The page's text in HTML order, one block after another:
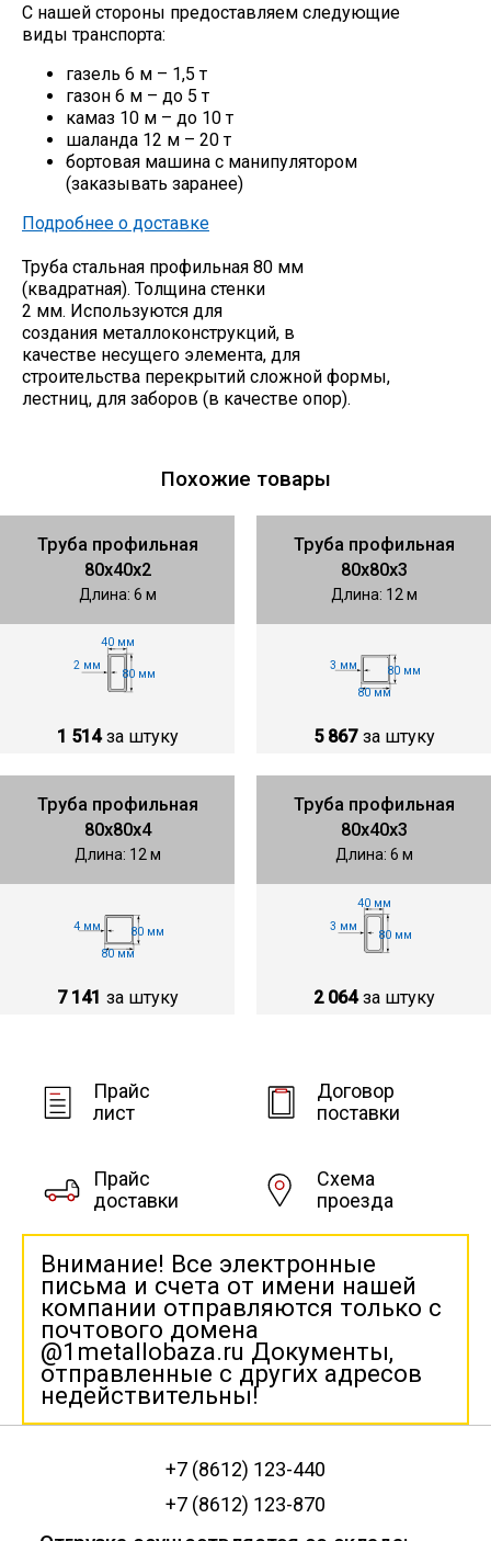
С нашей стороны предоставляем следующие
виды транспорта:
газель 6 м – 1,5 т
газон 6 м – до 5 т
камаз 10 м – до 10 т
шаланда 12 м – 20 т
бортовая машина с манипулятором
(заказывать заранее)
Подробнее о доставке
Труба стальная профильная 80 мм
(квадратная). Толщина стенки
2 мм. Используются для
создания металлоконструкций, в
качестве несущего элемента, для
строительства перекрытий сложной формы,
лестниц, для заборов (в качестве опор).
Похожие товары
Труба профильная
80х40х2
Длина: 6 м
2 мм
80 мм
40 мм
1 514 за штуку
Труба профильная
80х80х3
Длина: 12 м
3 мм
80 мм
80 мм
5 867 за штуку
Труба профильная
80х80х4
Длина: 12 м
4 мм
80 мм
80 мм
7 141 за штуку
Труба профильная
80х40х3
Длина: 6 м
3 мм
80 мм
40 мм
2 064 за штуку
Прайс
лист
Договор
поставки
Прайс
доставки
Схема
проезда
Внимание! Все электронные
письма и счета от имени нашей
компании отправляются только с
почтового домена
@1metallobaza.ru Документы,
отправленные с других адресов
недействительны!
+7 (8612) 123-440
+7 (8612) 123-870